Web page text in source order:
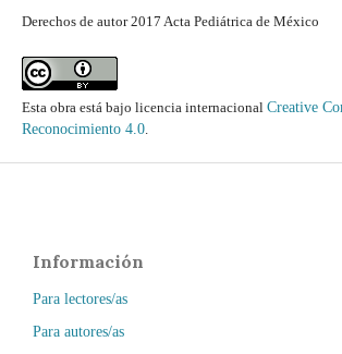
Derechos de autor 2017 Acta Pediátrica de México
Esta obra está bajo licencia internacional Creative
Reconocimiento 4.0
Información
Para lectores/as
Para autores/as